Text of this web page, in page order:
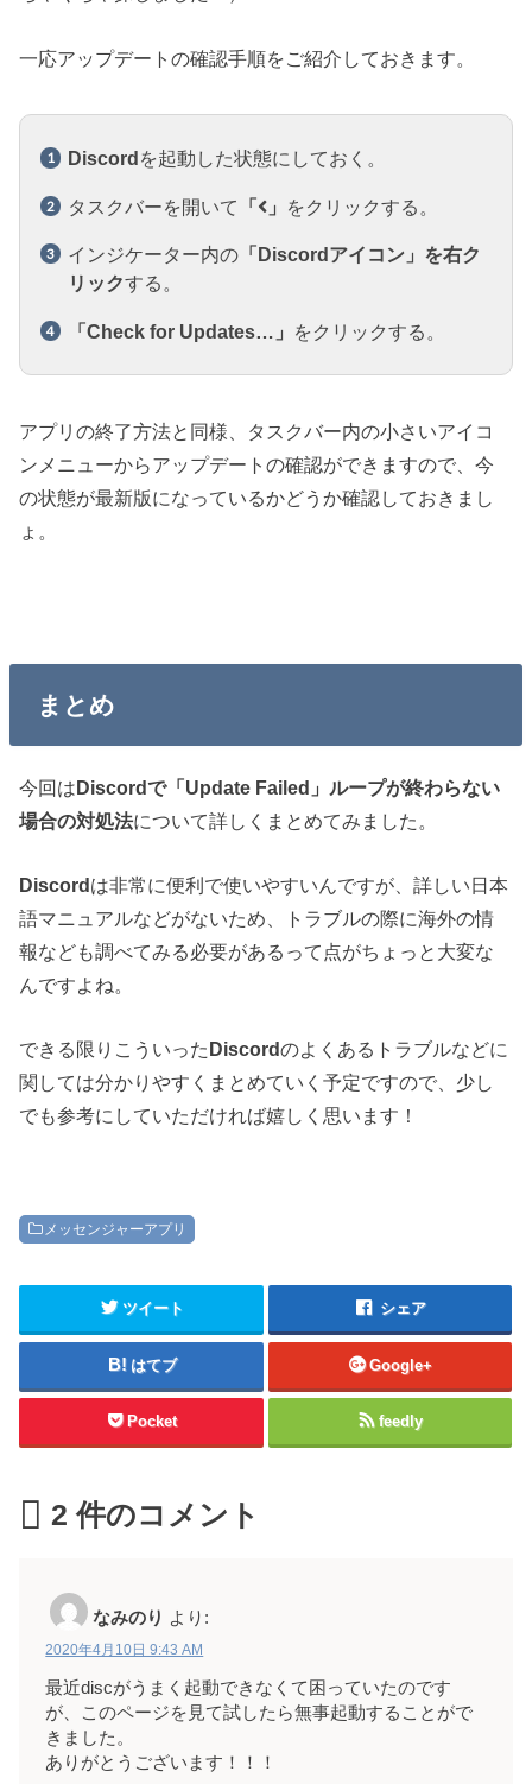
一応アップデートの確認手順をご紹介しておきます。
Discordを起動した状態にしておく。
タスクバーを開いて 「 」 をクリックする。
インジケーター内の 「Discordアイコン」を右ク
リックする。
「Check for Updates…」 をクリックする。
アプリの終了方法と同様、タスクバー内の小さいアイコ
ンメニューからアップデートの確認ができますので、今
の状態が最新版になっているかどうか確認しておきまし
ょ。
まとめ
今回はDiscordで「Update Failed」ループが終わらない
場合の対処法について詳しくまとめてみました。
Discordは非常に便利で使いやすいんですが、詳しい日本
語マニュアルなどがないため、トラブルの際に海外の情
報なども調べてみる必要があるって点がちょっと大変な
んですよね。
できる限りこういった Discordのよくあるトラブルなどに
関しては分かりやすくまとめていく予定ですので、少し
でも参考にしていただければ嬉しく思います！
メッセンジャーアプリ
ツイート シェア
はてブ Google+
Pocket feedly
2 件のコメント
なみのり より:
2020年4月10日 9:43 AM
最近discがうまく起動できなくて困っていたのです
が、このページを見て試したら無事起動することがで
きました。
ありがとうございます！！！